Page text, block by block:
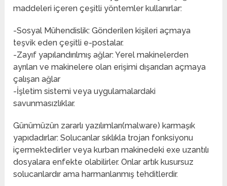
maddeleri içeren çeşitli yöntemler kullanırlar:
-Sosyal Mühendislik: Gönderilen kişileri açmaya
teşvik eden çeşitli e-postalar.
-Zayıf yapılandırılmış ağlar: Yerel makinelerden
ayrılan ve makinelere olan erişimi dışarıdan açmaya
çalışan ağlar
-İşletim sistemi veya uygulamalardaki
savunmasızlıklar.
Günümüzün zararlı yazılımları(malware) karmaşık
yapıdadırlar: Solucanlar sıklıkla trojan fonksiyonu
içermektedirler veya kurban makinedeki exe uzantılı
dosyalara enfekte olabilirler. Onlar artık kusursuz
solucanlardır ama harmanlanmış tehditlerdir.